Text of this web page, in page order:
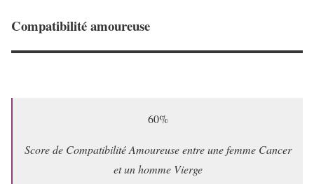
Compatibilité amoureuse
60%
Score de Compatibilité Amoureuse entre une femme Cancer
et un homme Vierge